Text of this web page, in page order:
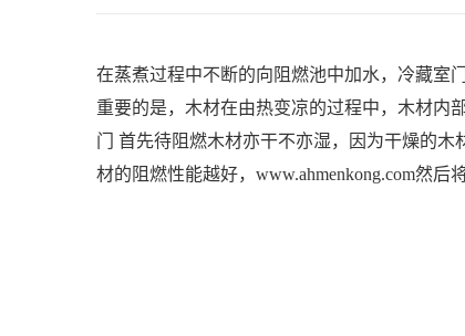
在蒸煮过程中不断的向阻燃池中加水， 冷藏室门
重要的是，木材在由热变凉的过程中，木材内
门 首先待阻燃木材亦干不亦湿，因为干燥的
材的阻燃性能越好， www.ahmenkong.com然后